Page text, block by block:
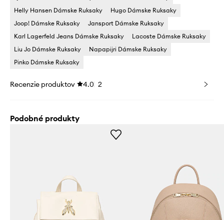
Helly Hansen Dámske Ruksaky
Hugo Dámske Ruksaky
Joop! Dámske Ruksaky
Jansport Dámske Ruksaky
Karl Lagerfeld Jeans Dámske Ruksaky
Lacoste Dámske Ruksaky
Liu Jo Dámske Ruksaky
Napapijri Dámske Ruksaky
Pinko Dámske Ruksaky
Recenzie produktov 4.0 2
Podobné produkty